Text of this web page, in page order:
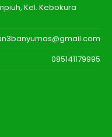
Kel. Kebokura
085141179995